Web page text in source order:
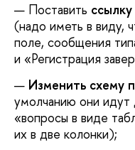
Поставить
(надо иметь в виду,
поле, сообщения
и «Регистрация
Изменить схему
умолчанию они идут
«вопросы в виде
их в две колонки);